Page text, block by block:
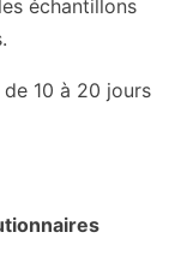
échantillons
10 à 20 jours